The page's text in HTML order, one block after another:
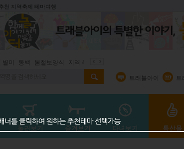
천 지역축제 테마여행
백 봄철보양식 지역 주재기자
트래블아이 트
너를 클릭하여 원하는 추천테마 선택가능